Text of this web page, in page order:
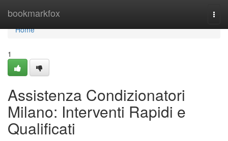
bookmarkfox
Home
Home
1
Assistenza Condizionatori
Milano: Interventi Rapidi e
Qualificati